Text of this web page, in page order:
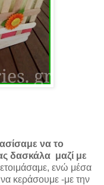
να το
δασκάλα μαζί με
ενώ μέσα
να κεράσουμε -με την